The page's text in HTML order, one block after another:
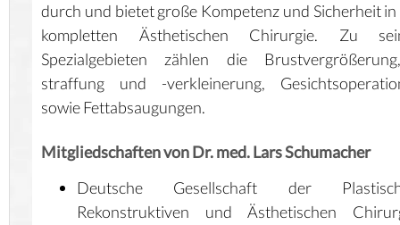
durch und bietet große Kompetenz und Sicherheit
kompletten Ästhetischen Chirurgie. Zu
Spezialgebieten zählen die
straffung und -verkleinerung,
sowie Fettabsaugungen.
Mitgliedschaften von Dr. med. Lars Schumacher
Deutsche Gesellschaft der
Rekonstruktiven und Ästhetischen